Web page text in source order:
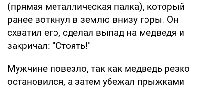
(прямая металлическая палка), который
ранее воткнул в землю внизу горы. Он
схватил его, сделал выпад на медведя и
закричал: "Стоять!"
Мужчине повезло, так как медведь резко
остановился, а затем убежал прыжками